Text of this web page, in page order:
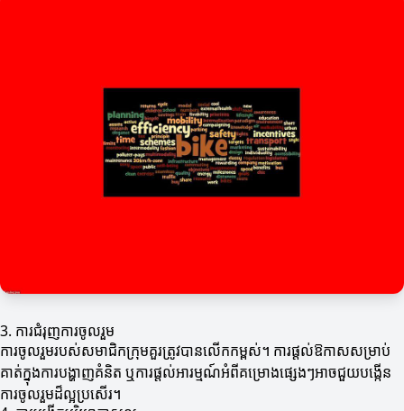
3. ការជំរុញការចូលរួម
ការចូលរួមរបស់សមាជិកក្រុមគួរត្រូវបានលើកកម្ពស់។ ការផ្តល់ឱកាសសម្រាប់
គាត់ក្នុងការបង្ហាញគំនិត ឬការផ្តល់អារម្មណ៍អំពីគម្រោងផ្សេងៗអាចជួយបង្កើន
ការចូលរួមដ៏ល្អប្រសើរ។